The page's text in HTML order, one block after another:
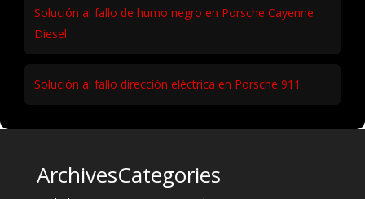
Solución al fallo de humo negro en Porsche Cayenne
Diesel
Solución al fallo dirección eléctrica en Porsche 911
ArchivesCategories